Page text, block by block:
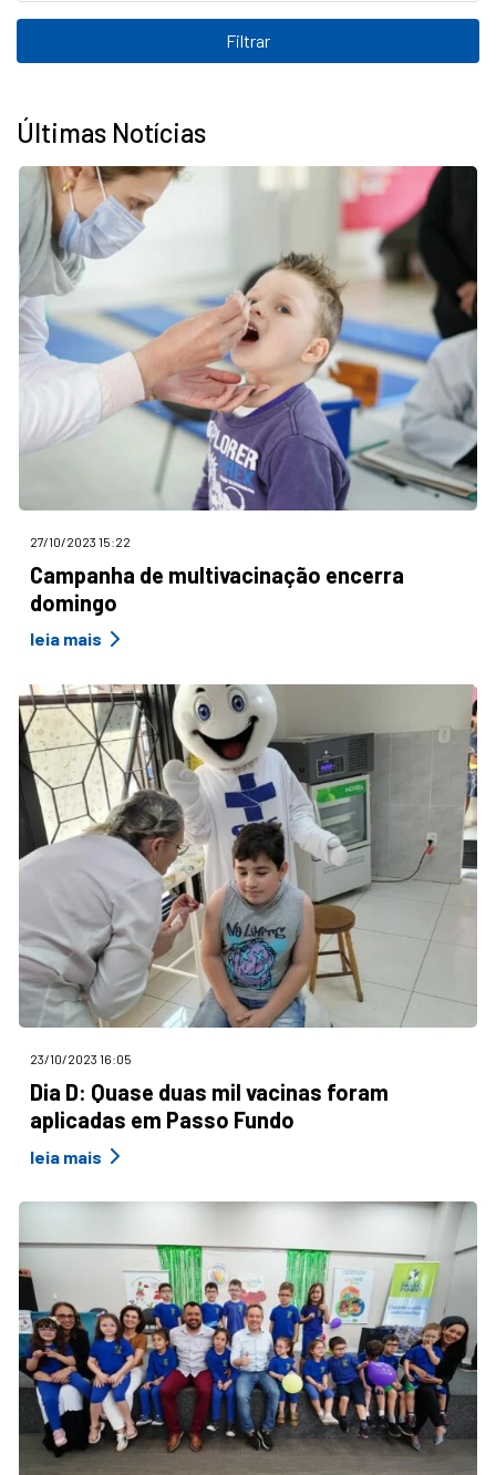
Últimas Notícias
27/10/2023 15:22
Campanha de multivacinação encerra
domingo
leia mais
23/10/2023 16:05
Dia D: Quase duas mil vacinas foram
aplicadas em Passo Fundo
leia mais